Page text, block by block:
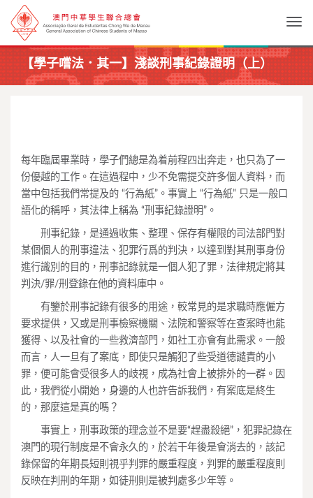
【學子嚐法．其一】淺談刑事紀錄證明（上）
每年臨屆畢業時，學子們總是為着前程四出奔走，也只為了一
份優越的工作。在這過程中，少不免需提交許多個人資料，而
當中包括我們常提及的 “行為紙”。事實上 “行為紙” 只是一般口
語化的稱呼，其法律上稱為 “刑事紀錄證明”。
刑事紀錄，是通過收集、整理、保存有權限的司法部門對
某個個人的刑事違法、犯罪行爲的判決，以達到對其刑事身份
進行識別的目的，刑事記錄就是一個人犯了罪，法律規定將其
判決/罪/刑登錄在他的資料庫中。
有鑒於刑事記錄有很多的用途，較常見的是求職時應僱方
要求提供，又或是刑事檢察機關、法院和警察等在查案時也能
獲得、以及社會的一些救濟部門，如社工亦會有此需求。一般
而言，人一旦有了案底，即使只是觸犯了些受道德譴責的小
罪，便可能會受很多人的歧視，成為社會上被排外的一群。因
此，我們從小開始，身邊的人也許告訴我們，有案底是終生
的，那麼這是真的嗎？
事實上，刑事政策的理念並不是要“趕盡殺絕”，犯罪記錄在
澳門的現行制度是不會永久的，於若干年後是會消去的，該記
錄保留的年期長短則視乎判罪的嚴重程度，判罪的嚴重程度則
反映在判刑的年期，如徒刑則是被判處多少年等。